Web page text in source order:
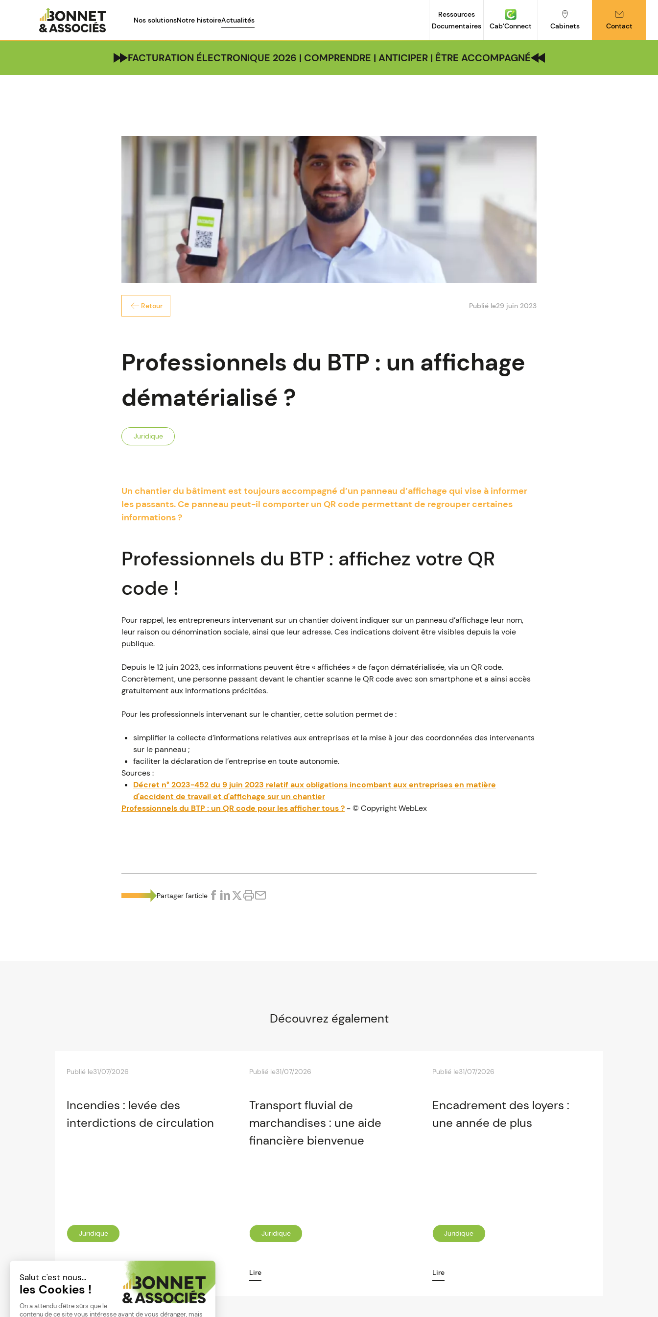
Nos solutionsNotre histoireActualités
Ressources
Documentaires
Cab’Connect Cabinets Contact
FACTURATION ÉLECTRONIQUE 2026 | COMPRENDRE | ANTICIPER | ÊTRE ACCOMPAGNÉ
Retour Publié le29 juin 2023
Professionnels du BTP : un affichage
dématérialisé ?
Juridique
Un chantier du bâtiment est toujours accompagné d’un panneau d’affichage qui vise à informer
les passants. Ce panneau peut-il comporter un QR code permettant de regrouper certaines
informations ?
Professionnels du BTP : affichez votre QR
code !
Pour rappel, les entrepreneurs intervenant sur un chantier doivent indiquer sur un panneau d’affichage leur nom,
leur raison ou dénomination sociale, ainsi que leur adresse. Ces indications doivent être visibles depuis la voie
publique.
Depuis le 12 juin 2023, ces informations peuvent être « affichées » de façon dématérialisée, via un QR code.
Concrètement, une personne passant devant le chantier scanne le QR code avec son smartphone et a ainsi accès
gratuitement aux informations précitées.
Pour les professionnels intervenant sur le chantier, cette solution permet de :
simplifier la collecte d’informations relatives aux entreprises et la mise à jour des coordonnées des intervenants
sur le panneau ;
faciliter la déclaration de l’entreprise en toute autonomie.
Sources :
Décret n° 2023-452 du 9 juin 2023 relatif aux obligations incombant aux entreprises en matière
d'accident de travail et d'affichage sur un chantier
Professionnels du BTP : un QR code pour les afficher tous ? - © Copyright WebLex
Partager l'article
Découvrez également
Publié le31/07/2026
Incendies : levée des
interdictions de circulation
Juridique
Publié le31/07/2026
Transport fluvial de
marchandises : une aide
financière bienvenue
Juridique
Lire
Publié le31/07/2026
Encadrement des loyers :
une année de plus
Juridique
Lire